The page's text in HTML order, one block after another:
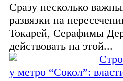
Сразу несколько
развязки на
Токарей, Серафимы
действовать на этой...
у метро “Сокол”: